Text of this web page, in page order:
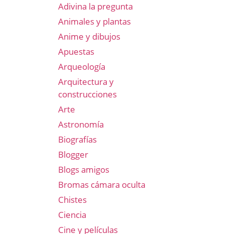
Adivina la pregunta
Animales y plantas
Anime y dibujos
Apuestas
Arqueología
Arquitectura y
construcciones
Arte
Astronomía
Biografías
Blogger
Blogs amigos
Bromas cámara oculta
Chistes
Ciencia
Cine y películas